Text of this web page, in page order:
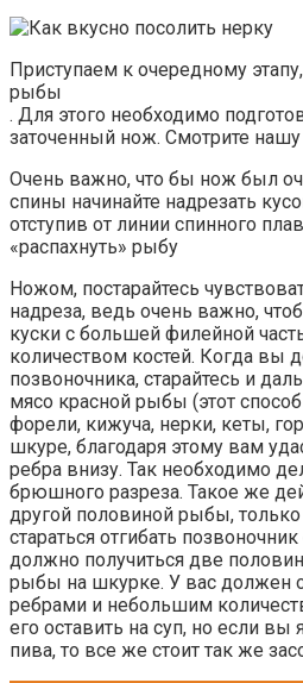
Приступаем к очередному
рыбы
. Для этого необходимо
заточенный нож. Смотрите нашу
Очень важно, что бы нож был
спины начинайте надрезать
отступив от линии спинного
«распахнуть» рыбу
Ножом, постарайтесь
надреза, ведь очень важно,
куски с большей филейной
количеством костей. Когда вы
позвоночника, старайтесь и
мясо красной рыбы (этот
форели, кижуча, нерки, кеты,
шкуре, благодаря этому вам
ребра внизу. Так необходимо
брюшного разреза. Такое же
другой половиной рыбы,
стараться отгибать
должно получиться две
рыбы на шкурке. У вас должен
ребрами и небольшим
его оставить на суп, но если
пива, то все же стоит так же